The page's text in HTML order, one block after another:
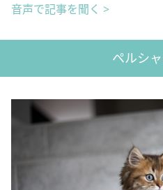
音声で記事を聞く >
ペルシ